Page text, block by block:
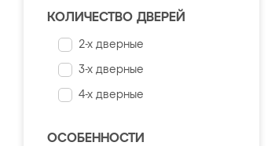
КОЛИЧЕСТВО ДВЕРЕЙ
2-х дверные
3-х дверные
4-х дверные
ОСОБЕННОСТИ